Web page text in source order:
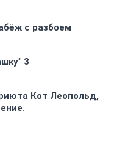
с разбоем
3
Кот Леопольд,